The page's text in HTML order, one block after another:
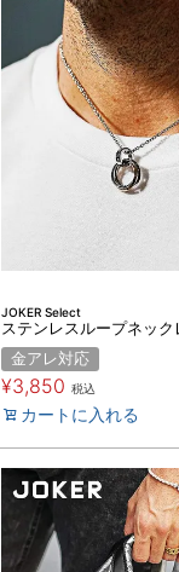
JOKER Select
ステンレスループネック
金アレ対応
¥3,850 税込
カートに入れる